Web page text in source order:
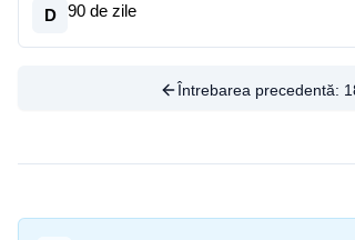
D 90 de zile
Întrebarea precedentă: